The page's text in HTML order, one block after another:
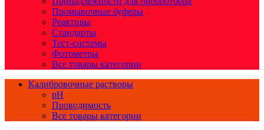
Промывочные буферы
Реактивы
Стандарты
Тест-системы
Фотометры
Все товары категории
Калибровочные растворы
pH
Проводимость
Все товары категории